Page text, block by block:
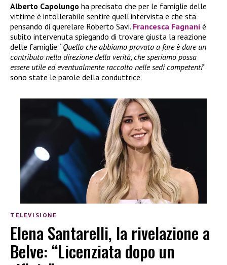
Alberto Capolungo ha precisato che per le famiglie delle
vittime è intollerabile sentire quell’intervista e che sta
pensando di querelare Roberto Savi. Francesca Fagnani è
subito intervenuta spiegando di trovare giusta la reazione
delle famiglie. “Quello che abbiamo provato a fare è dare un
contributo nella direzione della verità, che speriamo possa
essere utile ed eventualmente raccolto nelle sedi competenti”
sono state le parole della conduttrice.
TELEVISIONE
Elena Santarelli, la rivelazione a
Belve: “Licenziata dopo un